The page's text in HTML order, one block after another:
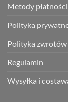
Metody płatności
Polityka
Polityka zwrotów
Regulamin
Wysyłka i